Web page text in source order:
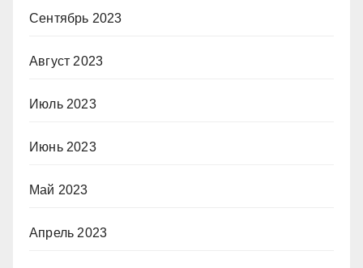
Сентябрь 2023
Август 2023
Июль 2023
Июнь 2023
Май 2023
Апрель 2023